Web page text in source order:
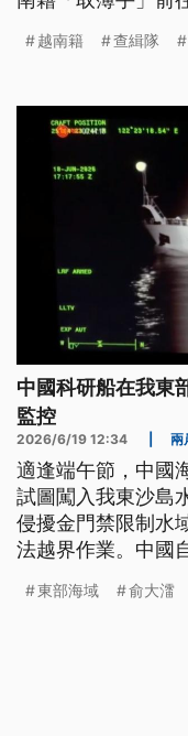
籍移工，非法為同
越南籍 查緝隊
中國科研船在我東
監控
2026/6/19 12:34 兩
適逢端午節，中國
試圖闖入我東沙島
侵擾金門禁限制水
法越界作業。中國
「海洋環境調查」
東部海域 俞大㵢